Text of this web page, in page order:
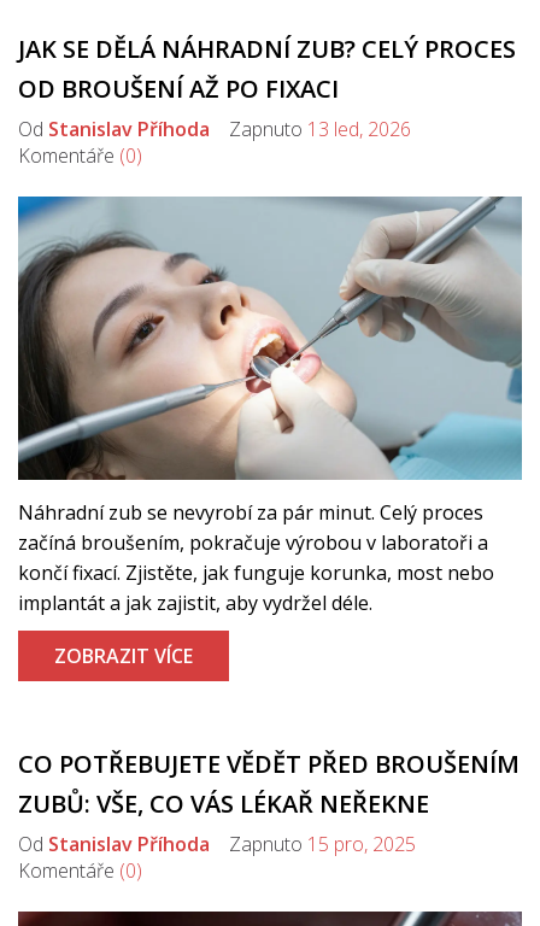
JAK SE DĚLÁ NÁHRADNÍ ZUB? CELÝ PROCES
OD BROUŠENÍ AŽ PO FIXACI
Od Stanislav Příhoda Zapnuto 13 led, 2026
Komentáře (0)
Náhradní zub se nevyrobí za pár minut. Celý proces
začíná broušením, pokračuje výrobou v laboratoři a
končí fixací. Zjistěte, jak funguje korunka, most nebo
implantát a jak zajistit, aby vydržel déle.
ZOBRAZIT VÍCE
CO POTŘEBUJETE VĚDĚT PŘED BROUŠENÍM
ZUBŮ: VŠE, CO VÁS LÉKAŘ NEŘEKNE
Od Stanislav Příhoda Zapnuto 15 pro, 2025
Komentáře (0)